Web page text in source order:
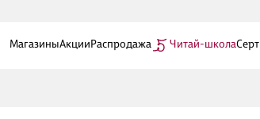
МагазиныАкцииРаспродажа Читай-школа